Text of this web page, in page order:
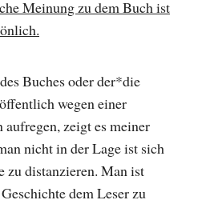
Meinung zu dem Buch ist
Buches oder der*die
wegen einer
aufregen, zeigt es meiner
nicht in der Lage ist sich
zu distanzieren. Man ist
dem Leser zu